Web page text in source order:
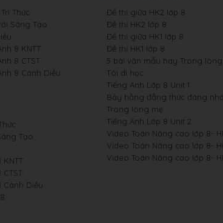
Thức
Sáng Tạo
8 KNTT
8 CTST
8 Cánh Diều
Tạo
Cánh Diều
Đề thi giữa HK2 lớp 8
Đề thi HK2 lớp 8
Đề thi giữa HK1 lớp 8
Đề thi HK1 lớp 8
5 bài văn mẫu hay Trong
Tôi đi học
Tiếng Anh Lớp 8 Unit 1
Bảy hằng đẳng thức đáng nhớ
Trong lòng mẹ
Tiếng Anh Lớp 8 Unit 2
Video Toán Nâng cao lớp 8-
Video Toán Nâng cao lớp 8-
Video Toán Nâng cao lớp 8-